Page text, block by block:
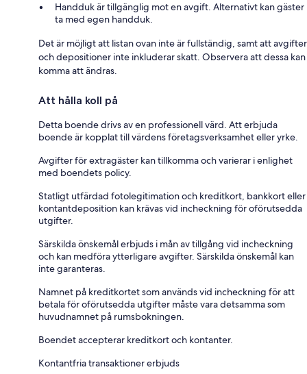
Handduk är tillgänglig mot en avgift. Alternativt kan gäster
ta med egen handduk.
Det är möjligt att listan ovan inte är fullständig, samt att avgifter
och depositioner inte inkluderar skatt. Observera att dessa kan
komma att ändras.
Att hålla koll på
Detta boende drivs av en professionell värd. Att erbjuda
boende är kopplat till värdens företagsverksamhet eller yrke.
Avgifter för extragäster kan tillkomma och varierar i enlighet
med boendets policy.
Statligt utfärdad fotolegitimation och kreditkort, bankkort eller
kontantdeposition kan krävas vid incheckning för oförutsedda
utgifter.
Särskilda önskemål erbjuds i mån av tillgång vid incheckning
och kan medföra ytterligare avgifter. Särskilda önskemål kan
inte garanteras.
Namnet på kreditkortet som används vid incheckning för att
betala för oförutsedda utgifter måste vara detsamma som
huvudnamnet på rumsbokningen.
Boendet accepterar kreditkort och kontanter.
Kontantfria transaktioner erbjuds